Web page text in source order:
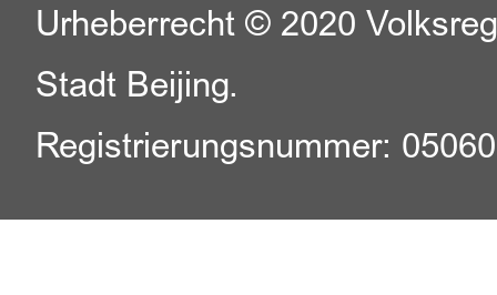
Urheberrecht © 2020
Stadt Beijing.
Registrierungsnummer: